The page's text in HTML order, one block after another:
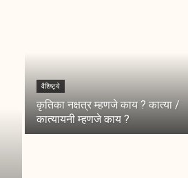
वैशिष्ट्ये
कृतिका नक्षत्र म्हणजे काय ? कात्या /
कात्यायनी म्हणजे काय ?